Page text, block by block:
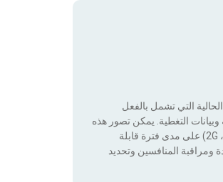
التي تشمل بالفعل
التغطية. يمكن تصور هذه
البيانات من خلال تطبيق عوامل التصفية حسب التكنولوجيا (بدون تغطية ، 2G ، 3G ، 4G ، 4G + ، 5G) على مدى فترة قابلة
ومراقبة المنافسين وتحديد